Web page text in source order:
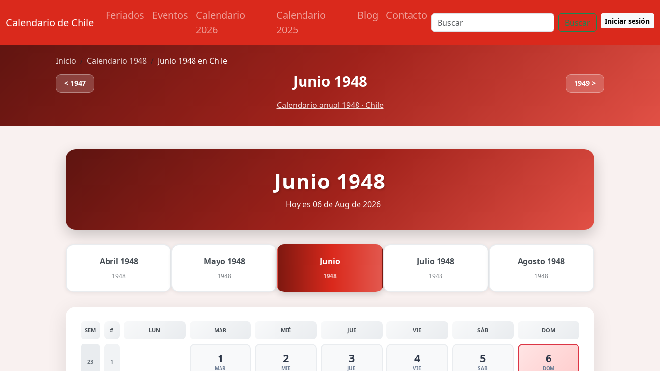
Calendario de Chile
Feriados Eventos
Calendario
2026
Calendario
2025
Blog Contacto
Buscar Iniciar sesión
Inicio Calendario 1948 Junio 1948 en Chile
< 1947 Junio 1948 1949 >
Calendario anual 1948 · Chile
Junio 1948
Hoy es 06 de Aug de 2026
Abril 1948
1948
Mayo 1948
1948
Junio
1948
Julio 1948
1948
Agosto 1948
1948
SEM # LUN MAR MIÉ JUE VIE SÁB DOM
23 1 1
MAR
2
MIE
3
JUE
4
VIE
5
SAB
6
DOM